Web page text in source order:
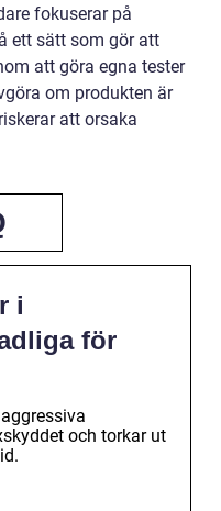
fokuserar på
ett sätt som gör att
att göra egna tester
om produkten är
att orsaka
i
för
och torkar ut